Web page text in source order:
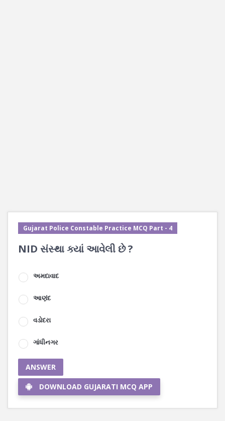
Gujarat Police Constable Practice MCQ Part - 4
NID સંસ્થા ક્યાં આવેલી છે ?
અમદાવાદ
આણંદ
વડોદરા
ગાંધીનગર
ANSWER
DOWNLOAD GUJARATI MCQ APP